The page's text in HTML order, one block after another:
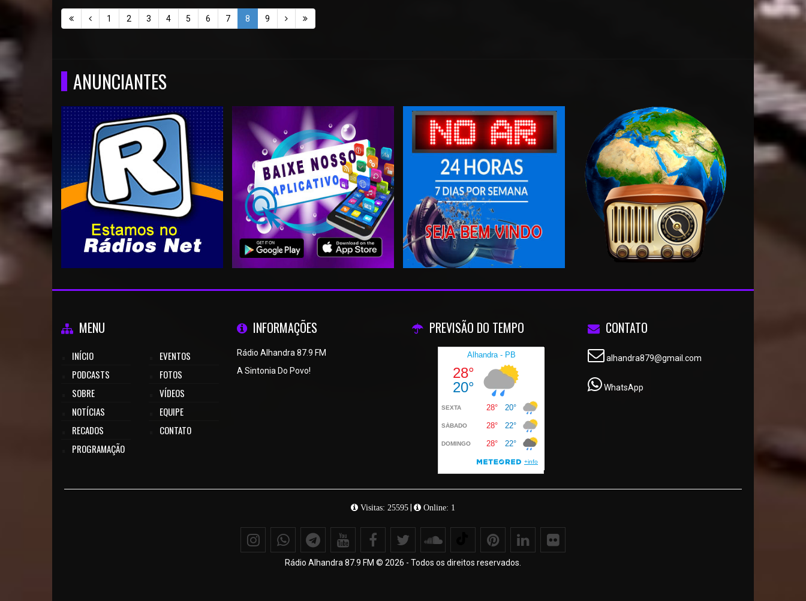
1 2 3 4 5 6 7 8 9
ANUNCIANTES
MENU
INÍCIO
PODCASTS
SOBRE
NOTÍCIAS
RECADOS
PROGRAMAÇÃO
EVENTOS
FOTOS
VÍDEOS
EQUIPE
CONTATO
INFORMAÇÕES
Rádio Alhandra 87.9 FM
A Sintonia Do Povo!
PREVISÃO DO TEMPO CONTATO
alhandra879@gmail.com
WhatsApp
Visitas: 25595 Online: 1
Rádio Alhandra 87.9 FM © 2026 - Todos os direitos reservados.